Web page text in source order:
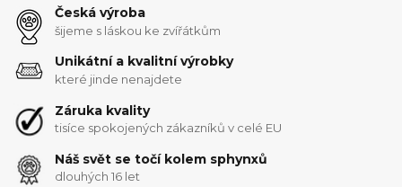
Česká výroba
šijeme s láskou ke zvířátkům
Unikátní a kvalitní výrobky
které jinde nenajdete
Záruka kvality
tisíce spokojených zákazníků v celé EU
Náš svět se točí kolem sphynxů
dlouhých 16 let